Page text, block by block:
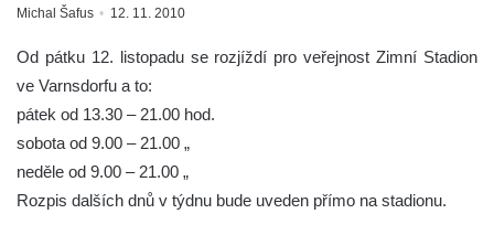
Michal Šafus 12. 11. 2010
Od pátku 12. listopadu se rozjíždí pro veřejnost Zimní Stadion
ve Varnsdorfu a to:
pátek od 13.30 – 21.00 hod.
sobota od 9.00 – 21.00 „
neděle od 9.00 – 21.00 „
Rozpis dalších dnů v týdnu bude uveden přímo na stadionu.